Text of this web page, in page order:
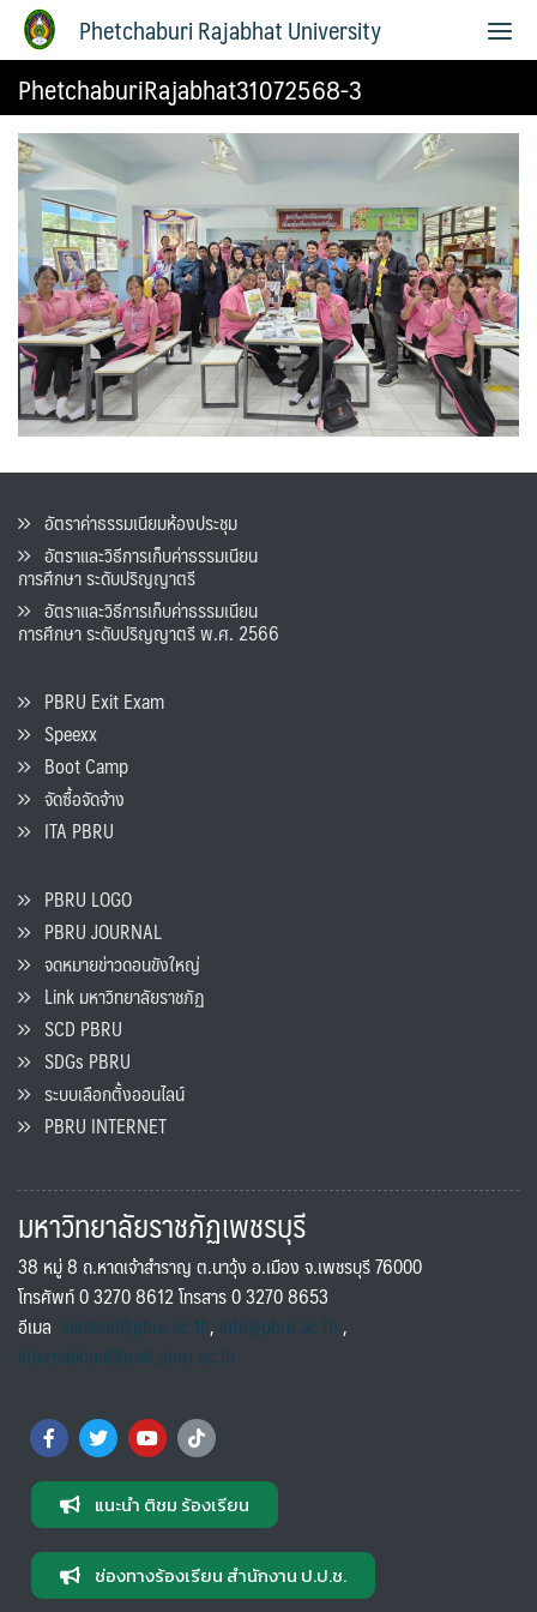
Phetchaburi Rajabhat University
PhetchaburiRajabhat31072568-3
อัตราค่าธรรมเนียมห้องประชุม
อัตราและวิธีการเก็บค่าธรรมเนียน
การศึกษา ระดับปริญญาตรี
อัตราและวิธีการเก็บค่าธรรมเนียน
การศึกษา ระดับปริญญาตรี พ.ศ. 2566
PBRU Exit Exam
Speexx
Boot Camp
จัดซื้อจัดจ้าง
ITA PBRU
PBRU LOGO
PBRU JOURNAL
จดหมายข่าวดอนขังใหญ่
Link มหาวิทยาลัยราชภัฏ
SCD PBRU
SDGs PBRU
ระบบเลือกตั้งออนไลน์
PBRU INTERNET
มหาวิทยาลัยราชภัฏเพชรบุรี
38 หมู่ 8 ถ.หาดเจ้าสำราญ ต.นาวุ้ง อ.เมือง จ.เพชรบุรี 76000
โทรศัพท์ 0 3270 8612 โทรสาร 0 3270 8653
อีเมล saraban@pbru.ac.th, info@pbru.ac.th,
international@mail.pbru.ac.th
แนะนำ ติชม ร้องเรียน
ช่องทางร้องเรียน สำนักงาน ป.ป.ช.